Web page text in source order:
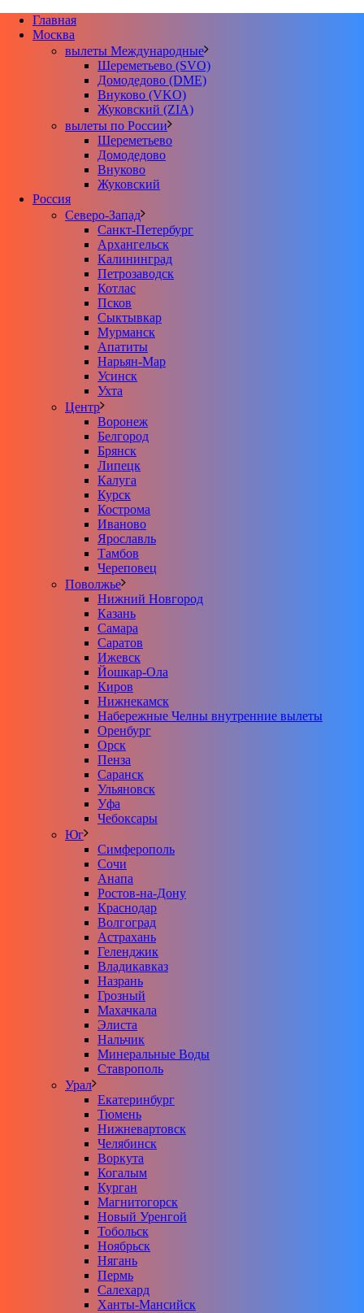
Главная
Москва
вылеты Международные
Шереметьево (SVO)
Домодедово (DME)
Внуково (VKO)
Жуковский (ZIA)
вылеты по России
Шереметьево
Домодедово
Внуково
Жуковский
Россия
Северо-Запад
Санкт-Петербург
Архангельск
Калининград
Петрозаводск
Котлас
Псков
Сыктывкар
Мурманск
Апатиты
Нарьян-Мар
Усинск
Ухта
Центр
Воронеж
Белгород
Брянск
Липецк
Калуга
Курск
Кострома
Иваново
Ярославль
Тамбов
Череповец
Поволжье
Нижний Новгород
Казань
Самара
Саратов
Ижевск
Йошкар-Ола
Киров
Нижнекамск
Набережные Челны внутренние вылеты
Оренбург
Орск
Пенза
Саранск
Ульяновск
Уфа
Чебоксары
Юг
Симферополь
Сочи
Анапа
Ростов-на-Дону
Краснодар
Волгоград
Астрахань
Геленджик
Владикавказ
Назрань
Грозный
Махачкала
Элиста
Нальчик
Минеральные Воды
Ставрополь
Урал
Екатеринбург
Тюмень
Нижневартовск
Челябинск
Воркута
Когалым
Курган
Магнитогорск
Новый Уренгой
Тобольск
Ноябрьск
Нягань
Пермь
Салехард
Ханты-Мансийск